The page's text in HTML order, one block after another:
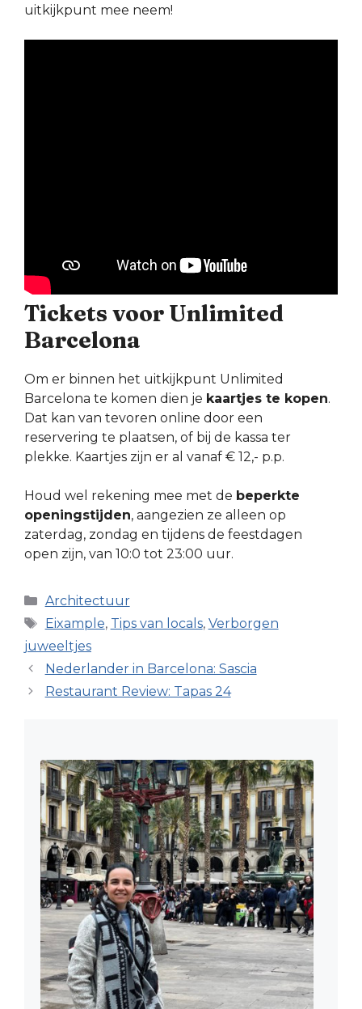
uitkijkpunt mee neem!
Tickets voor Unlimited
Barcelona
Om er binnen het uitkijkpunt Unlimited
Barcelona te komen dien je kaartjes te kopen.
Dat kan van tevoren online door een
reservering te plaatsen, of bij de kassa ter
plekke. Kaartjes zijn er al vanaf € 12,- p.p.
Houd wel rekening mee met de beperkte
openingstijden, aangezien ze alleen op
zaterdag, zondag en tijdens de feestdagen
open zijn, van 10:0 tot 23:00 uur.
Categorieën
Architectuur
Tags
Eixample, Tips van locals, Verborgen
juweeltjes
Nederlander in Barcelona: Sascia
Restaurant Review: Tapas 24